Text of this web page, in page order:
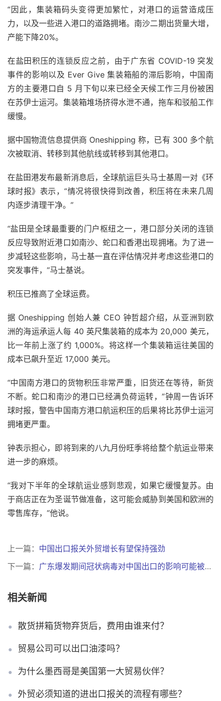
“因此，集装箱码头变得更加繁忙，对港口的运营造成压
力，以及一些进入港口的道路拥堵。南沙二期出货量大增，
产能下降20%。
在盐田积压的连锁反应之前，由于广东省 COVID-19 突发
事件的影响以及 Ever Give 集装箱船的滞后影响，中国南
方的主要港口自 5 月下旬以来已经全天候工作三月份被困
在苏伊士运河。集装箱堆场挤得水泄不通，拖车和驳船工作
缓慢。
据中国物流信息提供商 Oneshipping 称，已有 300 多个航
次被取消、转移到其他航线或转移到其他港口。
在盐田港发布最新消息后，全球航运巨头马士基周一对《环
球时报》表示，“情况将很快得到改善，积压将在未来几周
内逐步清理干净。”
“盐田是全球最重要的门户枢纽之一，港口部分关闭的连锁
反应导致附近港口如南沙、蛇口和香港出现拥堵。为了进一
步减轻这些影响，马士基一直在评估情况并考虑这些港口的
突发事件，”马士基说。
积压已推高了全球运费。
据 Oneshipping 创始人兼 CEO 钟哲超介绍，从亚洲到欧
洲的海运承运人每 40 英尺集装箱的成本为 20,000 美元，
比一年前上涨了约 1,000%。将这样一个集装箱运往美国的
成本已飙升至近 17,000 美元。
“中国南方港口的货物积压非常严重，旧货还在等待，新货
不断。蛇口和南沙的港口已经满负荷运转，”钟周一告诉环
球时报，警告中国南方港口航运积压的后果将比苏伊士运河
拥堵更严重。
钟表示担心，即将到来的八九月份旺季将给整个航运业带来
进一步的麻烦。
“我对下半年的全球航运业感到悲观，如果它缓慢复苏。由
于商店正在为圣诞节做准备，这可能会威胁到美国和欧洲的
零售库存，”他说。
上一篇： 中国出口报关外贸增长有望保持强劲
下一篇： 广东爆发期间冠状病毒对中国出口的影响可能被低估了
相关新闻
散货拼箱货物弃货后，费用由谁来付？
贸易公司可以出口油漆吗？
为什么墨西哥是美国第一大贸易伙伴？
外贸必须知道的进出口报关的流程有哪些？